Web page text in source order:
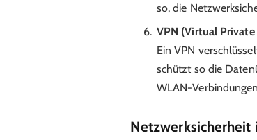
so, die
VPN (Virtual
Ein VPN
schützt so die
WLAN-
Netzwerksicherheit